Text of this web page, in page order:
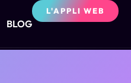
BLOG
L'APPLI WEB